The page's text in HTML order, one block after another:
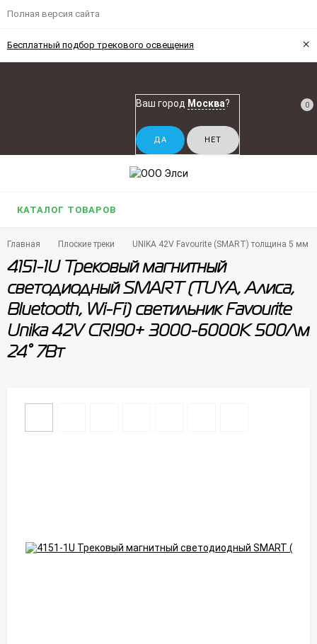
Полная версия сайта
Бесплатный подбор трекового освещения ×
Ваш город Москва? 0
КАТАЛОГ ТОВАРОВ
Главная Плоские треки UNIKA 42V Favourite (SMART) толщина 5 мм
4151-1U Трековый магнитный
светодиодный SMART (TUYA, Алиса,
Bluetooth, Wi-Fi) светильник Favourite
Unika 42V CRI90+ 3000-6000К 500Лм
24° 7Вт